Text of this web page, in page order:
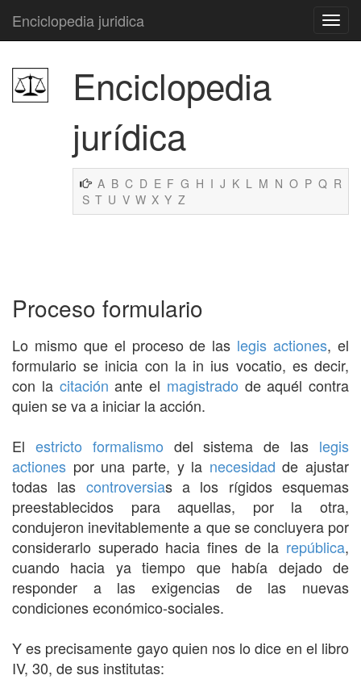
Enciclopedia juridica
Enciclopedia
jurídica
A B C D E F G H I J K L M N O P Q R
S T U V W X Y Z
Proceso formulario
Lo mismo que el proceso de las legis actiones, el
formulario se inicia con la in ius vocatio, es decir,
con la citación ante el magistrado de aquél contra
quien se va a iniciar la acción.
El estricto formalismo del sistema de las legis
actiones por una parte, y la necesidad de ajustar
todas las controversias a los rígidos esquemas
preestablecidos para aquellas, por la otra,
condujeron inevitablemente a que se concluyera por
considerarlo superado hacia fines de la república,
cuando hacia ya tiempo que había dejado de
responder a las exigencias de las nuevas
condiciones económico-sociales.
Y es precisamente gayo quien nos lo dice en el libro
IV, 30, de sus institutas: